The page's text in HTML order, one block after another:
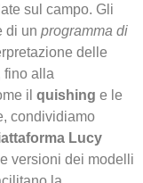
sul campo. Gli
di un programma di
delle
fino alla
il quishing e le
condividiamo
Lucy
versioni dei modelli